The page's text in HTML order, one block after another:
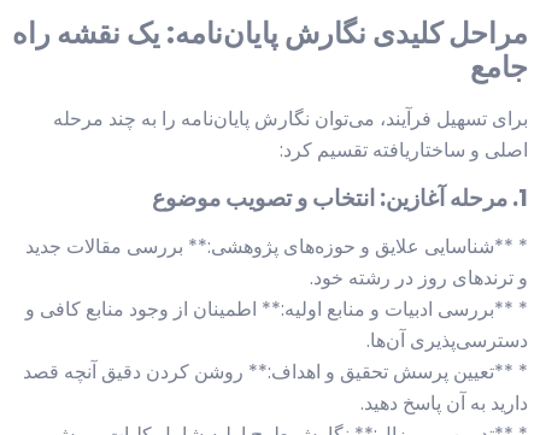
مراحل کلیدی نگارش پایان‌نامه: یک نقشه راه
جامع
برای تسهیل فرآیند، می‌توان نگارش پایان‌نامه را به چند مرحله
اصلی و ساختاریافته تقسیم کرد:
1. مرحله آغازین: انتخاب و تصویب موضوع
* **شناسایی علایق و حوزه‌های پژوهشی:** بررسی مقالات جدید
و ترندهای روز در رشته خود.
* **بررسی ادبیات و منابع اولیه:** اطمینان از وجود منابع کافی و
دسترسی‌پذیری آن‌ها.
* **تعیین پرسش تحقیق و اهداف:** روشن کردن دقیق آنچه قصد
دارید به آن پاسخ دهید.